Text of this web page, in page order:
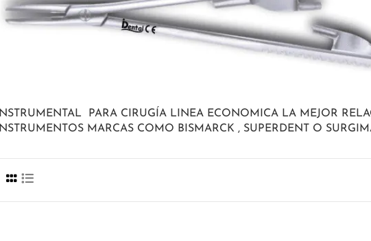
INSTRUMENTAL PARA CIRUGÍA LINEA ECONOMICA LA MEJOR
INSTRUMENTOS MARCAS COMO BISMARCK , SUPERDENT O